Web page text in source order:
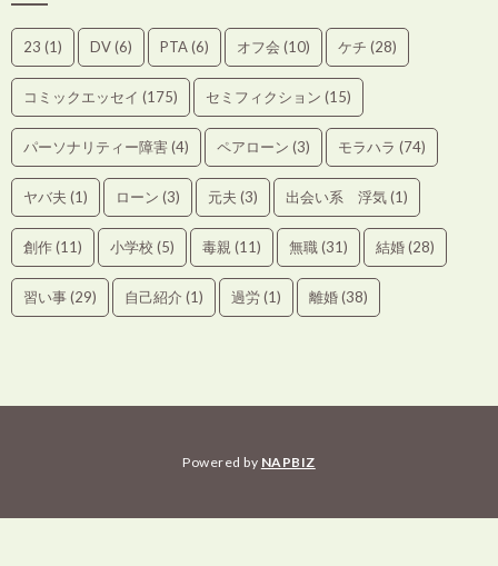
23 (1) DV(6) PTA(6) オフ会 (10) ケチ (28)
コミックエッセイ (175) セミフィクション (15)
パーソナリティー障害(4) ペアローン (3) モラハラ (74)
ヤバ夫 (1) ローン (3) 元夫 (3) 出会い系 浮気(1)
創作(11) 小学校 (5) 毒親 (11) 無職(31) 結婚(28)
習い事(29) 自己紹介 (1) 過労(1) 離婚(38)
Powered by NAPBIZ